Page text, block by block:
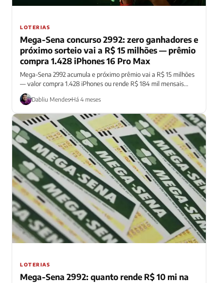
LOTERIAS
Mega-Sena concurso 2992: zero ganhadores e
próximo sorteio vai a R$ 15 milhões — prêmio
compra 1.428 iPhones 16 Pro Max
Mega-Sena 2992 acumula e próximo prêmio vai a R$ 15 milhões
— valor compra 1.428 iPhones ou rende R$ 184 mil mensais...
Dabliu Mendes Há 4 meses
LOTERIAS
Mega-Sena 2992: quanto rende R$ 10 mi na